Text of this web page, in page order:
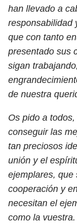
han llevado a
responsabilidad
que con tanto
presentado sus
sigan
de nuestra
Os pido a
conseguir las
tan preciosos
unión y el
ejemplares, que
cooperación y
necesitan el
como la vuestra.